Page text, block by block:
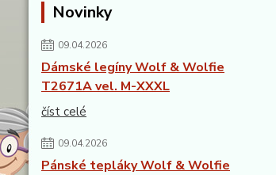
Novinky
09.04.2026
Dámské legíny Wolf & Wolfie
T2671A vel. M-XXXL
číst celé
09.04.2026
Pánské tepláky Wolf & Wolfie